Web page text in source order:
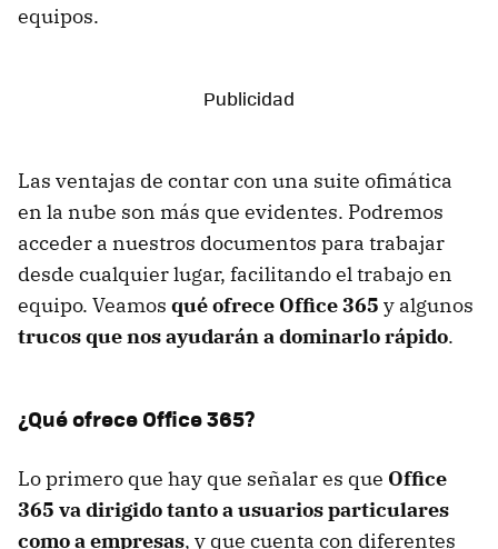
equipos.
Las ventajas de contar con una suite ofimática
en la nube son más que evidentes. Podremos
acceder a nuestros documentos para trabajar
desde cualquier lugar, facilitando el trabajo en
equipo. Veamos qué ofrece Office 365 y algunos
trucos que nos ayudarán a dominarlo rápido.
¿Qué ofrece Office 365?
Lo primero que hay que señalar es que Office
365 va dirigido tanto a usuarios particulares
como a empresas, y que cuenta con diferentes